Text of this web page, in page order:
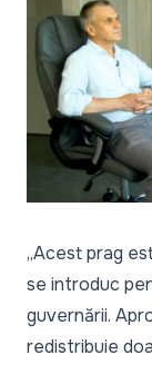
„Acest prag
se introduc
guvernării.
redistribuie